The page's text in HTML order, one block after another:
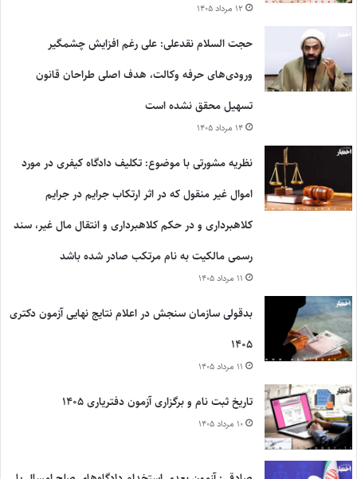
۱۲ مرداد ۱۴۰۵
حجت السلام نقدعلی: علی رغم افزایش چشمگیر
ورودی‌های حرفه وکالت، هدف اصلی طراحان قانون
تسهیل محقق نشده است
۱۴ مرداد ۱۴۰۵
نظریه مشورتی با موضوع: تکلیف دادگاه کیفری در مورد
اموال غیر منقول که در اثر ارتکاب جرایم در جرایم
کلاهبرداری و در حکم کلاهبرداری و انتقال مال غیر، سند
رسمی مالکیت به نام مرتکب صادر شده باشد
۱۱ مرداد ۱۴۰۵
بدقولی سازمان سنجش در اعلام نتایج نهایی آزمون دکتری
۱۴۰۵
۱۱ مرداد ۱۴۰۵
تاریخ ثبت نام و برگزاری آزمون دفتریاری ۱۴۰۵
۱۰ مرداد ۱۴۰۵